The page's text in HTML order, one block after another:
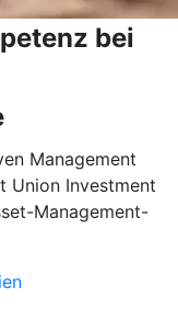
bei
Management
Union Investment
Management-